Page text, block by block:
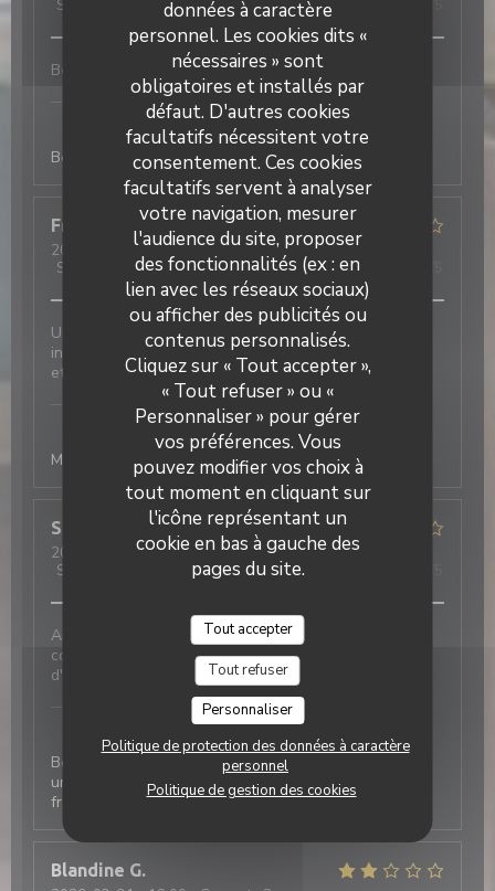
données à caractère
personnel. Les cookies dits «
nécessaires » sont
obligatoires et installés par
défaut. D'autres cookies
facultatifs nécessitent votre
consentement. Ces cookies
facultatifs servent à analyser
votre navigation, mesurer
l'audience du site, proposer
des fonctionnalités (ex : en
lien avec les réseaux sociaux)
ou afficher des publicités ou
contenus personnalisés.
Cliquez sur « Tout accepter »,
« Tout refuser » ou «
Personnaliser » pour gérer
vos préférences. Vous
pouvez modifier vos choix à
tout moment en cliquant sur
l'icône représentant un
cookie en bas à gauche des
pages du site.
Tout accepter
Tout refuser
Personnaliser
Politique de protection des données à caractère
personnel
Politique de gestion des cookies
Service Ambiance: 4/5 Cuisine: 5/5 Qualité / Prix
Bons produits, bien cuisiné et joliment présenté
Laurette - Bistrot de quartier
a répondu à cet
Bonjour merci à vous :)
Franki
2026-04-07 - 13:00 - Couverts 2
Service
/5 Ambiance:4/5 Cuisine: 4/5 Qualité / Prix
Un accueil chaleureux et convivial dans un cadre
intime. Des plats classiques présentés avec élégance
et goût.
Laurette - Bistrot de quartier a répondu à cet
Merci de votre retour à bientôt chez Laurette
Stephane
M
2026-03-31 - 12:30 - Couverts 2
Service
Ambiance:5/5 Cuisine: 4
Ambiance très sympathique, bonne nourriture, prix
convenables, mais service un peu débordé - jour
d'affluence.
Laurette - Bistrot de quartier
Bonjour merci de votre retour effectivement ce salon
un des plus grand de l année nous a fait rencontré un
franc succès à bientôt pour un moment plus zen ;)
Blandine G
Laurette - Bistrot de quartier